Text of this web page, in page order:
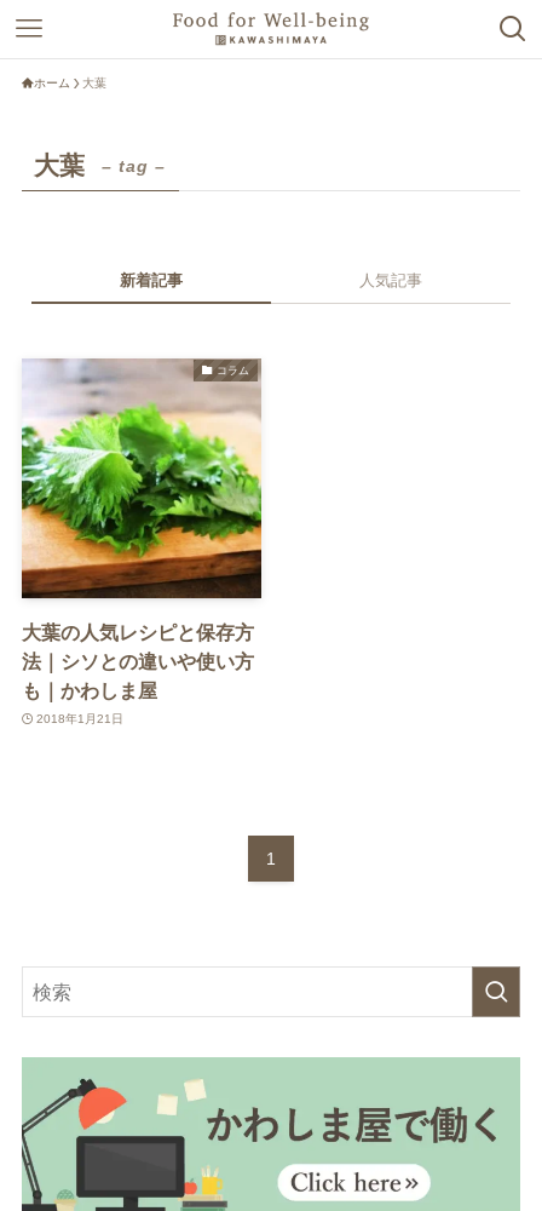
ホーム 大葉
大葉 – tag –
新着記事 人気記事
コラム
大葉の人気レシピと保存方
法｜シソとの違いや使い方
も｜かわしま屋
2018年1月21日
1